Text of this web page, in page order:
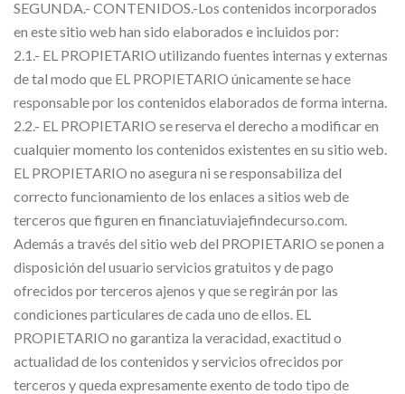
SEGUNDA.- CONTENIDOS.-Los contenidos incorporados
en este sitio web han sido elaborados e incluidos por:
2.1.- EL PROPIETARIO utilizando fuentes internas y externas
de tal modo que EL PROPIETARIO únicamente se hace
responsable por los contenidos elaborados de forma interna.
2.2.- EL PROPIETARIO se reserva el derecho a modificar en
cualquier momento los contenidos existentes en su sitio web.
EL PROPIETARIO no asegura ni se responsabiliza del
correcto funcionamiento de los enlaces a sitios web de
terceros que figuren en financiatuviajefindecurso.com.
Además a través del sitio web del PROPIETARIO se ponen a
disposición del usuario servicios gratuitos y de pago
ofrecidos por terceros ajenos y que se regirán por las
condiciones particulares de cada uno de ellos. EL
PROPIETARIO no garantiza la veracidad, exactitud o
actualidad de los contenidos y servicios ofrecidos por
terceros y queda expresamente exento de todo tipo de